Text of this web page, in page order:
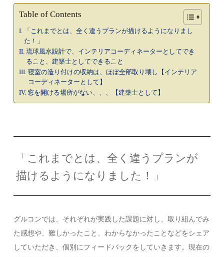
Table of Contents
「これまでとは、全く違うプランが描けるようになりまし
た！」
琉球風水設計で、インテリアコーディネーターとしてでき
ること、建築士としてできること
寝室の造り付けの収納は、ほぼ全部取り壊し【インテリア
コーディネーターとして】
窓を開ける場所がない、、、【建築士として】
「これまでとは、全く違うプランが
描けるようになりました！」
グルコンでは、それぞれが実践した課題に対し、取り組んでみ
た感想や、難しかったこと、わからなかったことなどをシェア
していただき、個別にフィードバックをしていきます。現在の